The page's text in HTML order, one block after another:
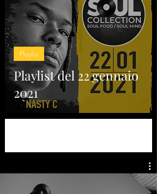
Playlist del 22 gennaio
2021
Playlist